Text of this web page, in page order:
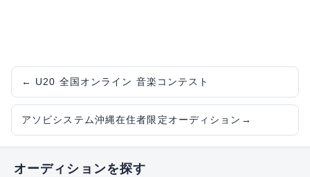
← U20 全国オンライン ​音楽コンテスト
アソビシステム沖縄在住者限定オーディション →
オーディションを探す